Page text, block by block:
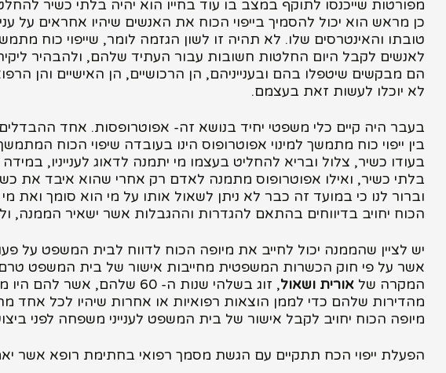
מפורטות שייכנסו לתוקף במצב בו עוד בחייו הוא יהיה בלתי כשיר
כן מראש הוא יכול להסמיך בייפוי הכוח את האנשים שיהיו אחראים על
טובתו והאינטרסים שלו. לא תהיה זו לשון הגזמה לומר, שייפוי כוח
לאנשים לקבל היום החלטות חשובות עבור העתיד שלהם, ולהבהיר
הם מבקשים שיטפלו בהם ובענייניהם, הן הרכושיים, הן האישיים והן
לא יוכלו לעשות זאת בעצמם.
בעבר היה קיים כלי משפטי יחיד בנושא זה- אפוטרופסות. אחד
בין ייפוי כוח מתמשך למינוי אפוטרופוס הינו בעובדה שיפוי הכוח
בעודו כשיר, צלול ובריא להחליט בעצמו מי יתמנה לדאוג לענייניו,
בלתי כשיר, ואילו אפוטרופוס מתמנה לאדם רק אחרי שהוא איבד את
וברור לנו כי במועד זה כבר לא ניתן לשאול אותו על מי הוא סומך ואת
הכוח יחויב בדיווחים בהתאם להגדרות וההגבלות אשר ישאיר הממנה,
יש לציין שהממנה יכול לחייב את מיופה הכוח לדווח לבית המשפט על
אשר על פי חוק הכשרות המשפטית מחייבות אישור של בית המשפט טרם
המקרה של אורית ושאול
, זוג בשלהי שנות ה- 60
מהדירות שלהם כדי לממן הוצאות רפואיות או אחרות שיהיו לכל
מיופה הכוח יחויב לקבל אישור של בית המשפט לענייני משפחה לפני
הפעלת ייפוי הכח תתקיים עם הגשת מסמך רפואי בחתימת רופא אשר